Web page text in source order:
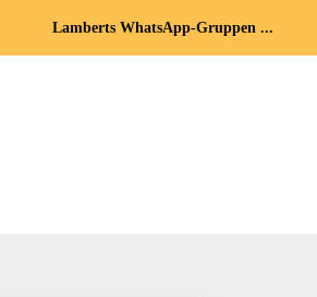
Lamberts WhatsApp-Gruppen ...